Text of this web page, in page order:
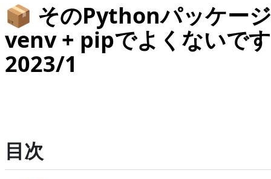
📦 そのPythonパッケー
venv + pipでよくないで
2023/1
目次